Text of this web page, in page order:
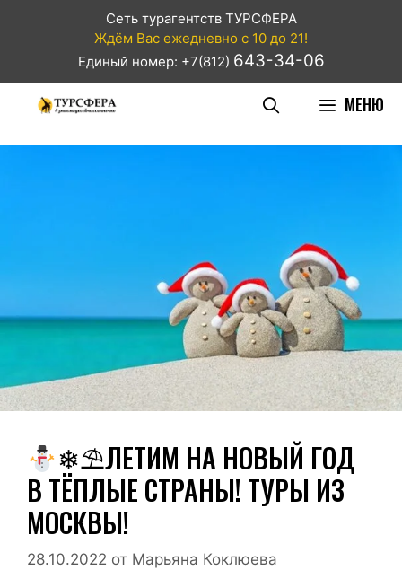
Сеть турагентств ТУРСФЕРА
Ждём Вас ежедневно с 10 до 21!
Единый номер: +7(812) 643-34-06
МЕНЮ
❄⛱ЛЕТИМ НА НОВЫЙ ГОД
В ТЁПЛЫЕ СТРАНЫ! ТУРЫ ИЗ
МОСКВЫ!
28.10.2022 от Марьяна Коклюева